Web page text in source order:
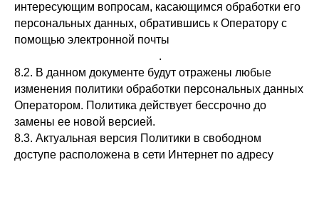
интересующим вопросам, касающимся обработки его
персональных данных, обратившись к Оператору с
помощью электронной почты
.
8.2. В данном документе будут отражены любые
изменения политики обработки персональных данных
Оператором. Политика действует бессрочно до
замены ее новой версией.
8.3. Актуальная версия Политики в свободном
доступе расположена в сети Интернет по адресу